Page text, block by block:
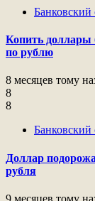
Банковский
Копить доллары
по рублю
8 месяцев тому
8
8
Банковский
Доллар
рубля
9 месяцев тому